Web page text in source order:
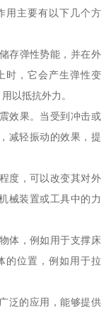
用主要有以下几个方
存弹性势能，并在外
时，它会产生弹性变
以抵抗外力。
效果。当受到冲击或
减轻振动的效果，提
度，可以改变其对外
械装置或工具中的力
体，例如用于支撑床
的位置，例如用于拉
泛的应用，能够提供